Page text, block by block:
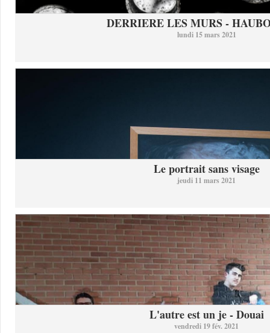
DERRIERE LES MURS -
lundi 15 mars 2021
Le portrait sans visage
jeudi 11 mars 2021
L'autre est un je - Douai
vendredi 19 fév. 2021